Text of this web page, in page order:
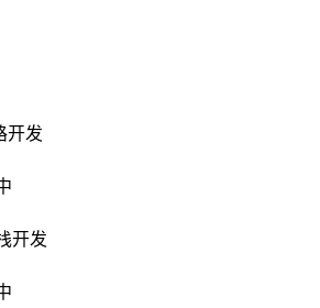
开发
开发